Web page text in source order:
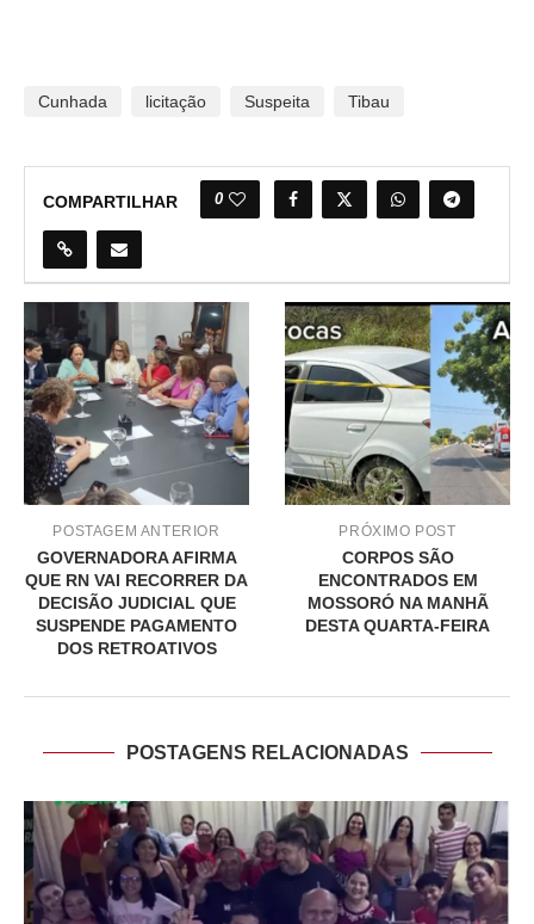
Cunhada licitação Suspeita Tibau
COMPARTILHAR 0
POSTAGEM ANTERIOR
GOVERNADORA AFIRMA
QUE RN VAI RECORRER DA
DECISÃO JUDICIAL QUE
SUSPENDE PAGAMENTO
DOS RETROATIVOS
PRÓXIMO POST
CORPOS SÃO
ENCONTRADOS EM
MOSSORÓ NA MANHÃ
DESTA QUARTA-FEIRA
POSTAGENS RELACIONADAS